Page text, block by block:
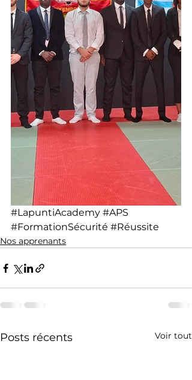
#LapuntiAcademy #APS
#FormationSécurité #Réussite
Nos apprenants
Posts récents Voir tout